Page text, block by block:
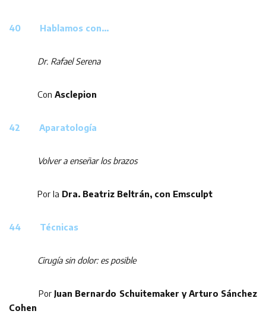
40 Hablamos con…
Dr. Rafael Serena
Con Asclepion
42 Aparatología
Volver a enseñar los brazos
Por la Dra. Beatriz Beltrán, con Emsculpt
44 Técnicas
Cirugía sin dolor: es posible
Por Juan Bernardo Schuitemaker y Arturo Sánchez
Cohen